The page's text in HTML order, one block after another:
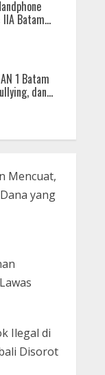
IIA Batam
Penegak
1 Batam
dan
Mencuat,
yang
Ilegal di
Disorot